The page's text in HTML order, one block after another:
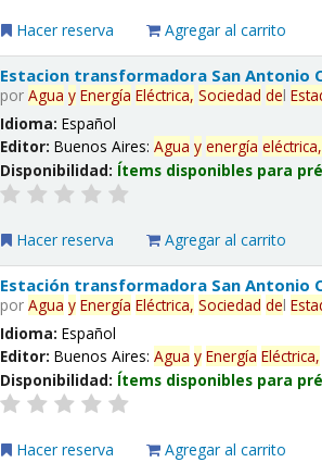
Hacer reserva Agregar al carrito
Estacion transformadora San Antonio
porAgua y Energía Eléctrica, Sociedad del
Idioma:Español
Editor:Buenos Aires:Agua y energía eléctrica,
Disponibilidad: Ítems disponibles para
Hacer reserva Agregar al carrito
Estación transformadora San Antonio
porAgua y Energía Eléctrica, Sociedad del
Idioma:Español
Editor:Buenos Aires:Agua y Energía Eléctrica,
Disponibilidad: Ítems disponibles para
Hacer reserva Agregar al carrito